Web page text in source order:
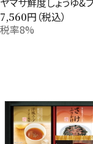
7,560円（税込）
税率8%